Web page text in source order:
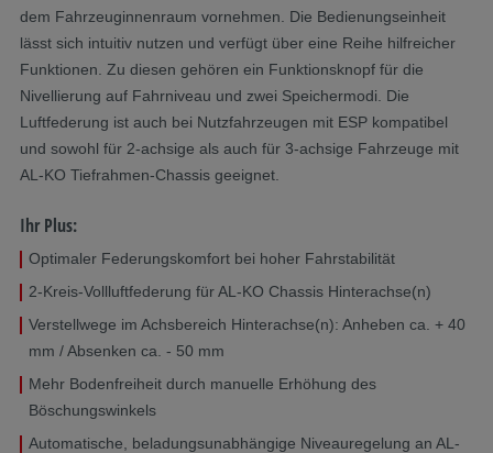
dem Fahrzeuginnenraum vornehmen. Die Bedienungseinheit
lässt sich intuitiv nutzen und verfügt über eine Reihe hilfreicher
Funktionen. Zu diesen gehören ein Funktionsknopf für die
Nivellierung auf Fahrniveau und zwei Speichermodi. Die
Luftfederung ist auch bei Nutzfahrzeugen mit ESP kompatibel
und sowohl für 2-achsige als auch für 3-achsige Fahrzeuge mit
AL-KO Tiefrahmen-Chassis geeignet.
Ihr Plus:
Optimaler Federungskomfort bei hoher Fahrstabilität
2-Kreis-Vollluftfederung für AL-KO Chassis Hinterachse(n)
Verstellwege im Achsbereich Hinterachse(n): Anheben ca. + 40
mm / Absenken ca. - 50 mm
Mehr Bodenfreiheit durch manuelle Erhöhung des
Böschungswinkels
Automatische, beladungsunabhängige Niveauregelung an AL-